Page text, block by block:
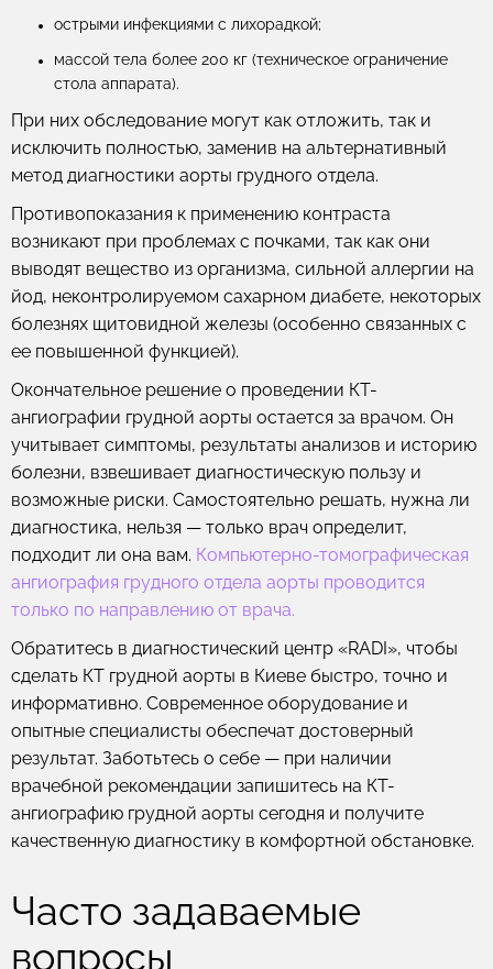
острыми инфекциями с лихорадкой;
массой тела более 200 кг (техническое ограничение
стола аппарата).
При них обследование могут как отложить, так и
исключить полностью, заменив на альтернативный
метод диагностики аорты грудного отдела.
Противопоказания к применению контраста
возникают при проблемах с почками, так как они
выводят вещество из организма, сильной аллергии на
йод, неконтролируемом сахарном диабете, некоторых
болезнях щитовидной железы (особенно связанных с
ее повышенной функцией).
Окончательное решение о проведении КТ-
ангиографии грудной аорты остается за врачом. Он
учитывает симптомы, результаты анализов и историю
болезни, взвешивает диагностическую пользу и
возможные риски. Самостоятельно решать, нужна ли
диагностика, нельзя — только врач определит,
подходит ли она вам. Компьютерно-томографическая
ангиография грудного отдела аорты проводится
только по направлению от врача.
Обратитесь в диагностический центр «RADI», чтобы
сделать КТ грудной аорты в Киеве быстро, точно и
информативно. Современное оборудование и
опытные специалисты обеспечат достоверный
результат. Заботьтесь о себе — при наличии
врачебной рекомендации запишитесь на КТ-
ангиографию грудной аорты сегодня и получите
качественную диагностику в комфортной обстановке.
Часто задаваемые
вопросы